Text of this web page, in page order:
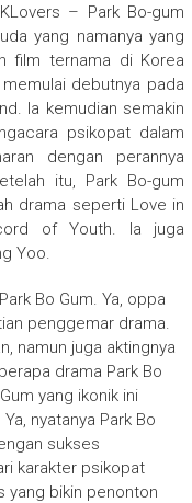
– Park Bo-gum
yang namanya yang
film ternama di Korea
debutnya pada
Ia kemudian semakin
psikopat dalam
dengan perannya
itu, Park Bo-gum
drama seperti Love in
of Youth. Ia juga
Yoo.
Bo Gum. Ya, oppa
penggemar drama.
namun juga aktingnya
drama Park Bo
yang ikonik ini
nyatanya Park Bo
sukses
karakter psikopat
yang bikin penonton